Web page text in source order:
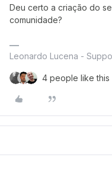
Deu certo a criação do
comunidade?
Leonardo Lucena -
4 people like this